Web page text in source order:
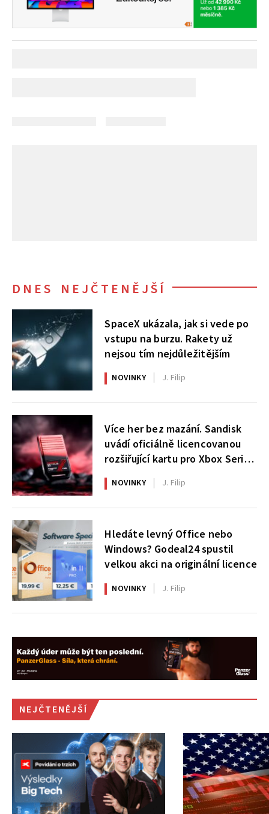
DNES NEJČTENĚJŠÍ
SpaceX ukázala, jak si vede po
vstupu na burzu. Rakety už
nejsou tím nejdůležitějším
NOVINKY J. Filip
Více her bez mazání. Sandisk
uvádí oficiálně licencovanou
rozšiřující kartu pro Xbox Series
X|S
NOVINKY J. Filip
Hledáte levný Office nebo
Windows? Godeal24 spustil
velkou akci na originální licence
NOVINKY J. Filip
NEJČTENĚJŠÍ